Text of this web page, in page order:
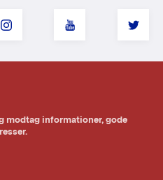
modtag informationer, gode